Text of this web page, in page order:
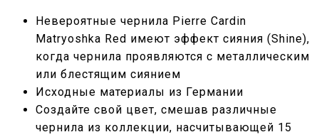
Невероятные чернила Pierre Cardin
Matryoshka Red имеют эффект сияния (Shine),
когда чернила проявляются с металлическим
или блестящим сиянием
Исходные материалы из Германии
Создайте свой цвет, смешав различные
чернила из коллекции, насчитывающей 15